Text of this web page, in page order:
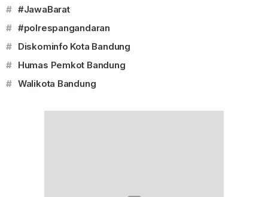
# #JawaBarat
# #polrespangandaran
# Diskominfo Kota Bandung
# Humas Pemkot Bandung
# Walikota Bandung